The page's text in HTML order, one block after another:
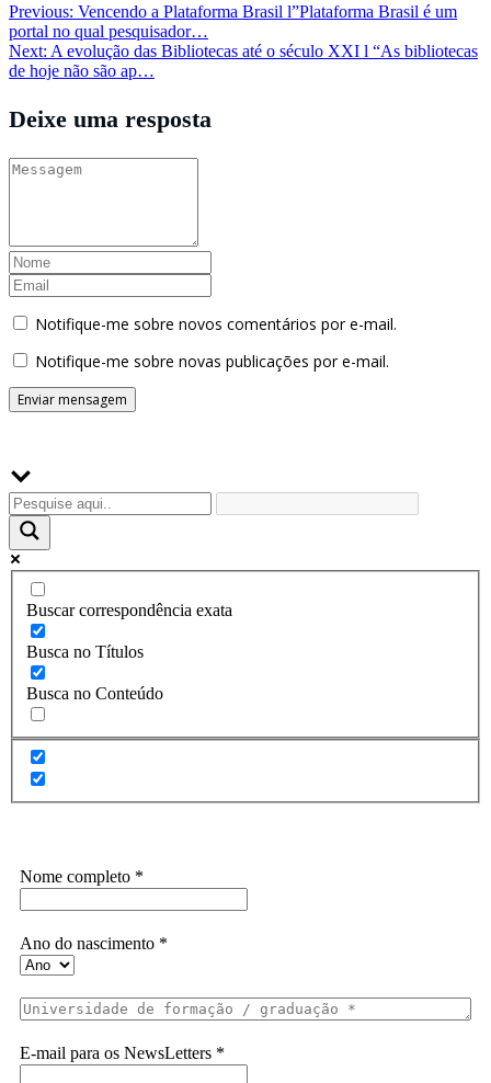
Navegação
de
Post
Previous: Vencendo a Plataforma Brasil l”Plataforma Brasil é um
portal no qual pesquisador…
Next: A evolução das Bibliotecas até o século XXI l “As bibliotecas
de hoje não são ap…
Deixe uma resposta
Notifique-me sobre novos comentários por e-mail.
Notifique-me sobre novas publicações por e-mail.
Buscar correspondência exata
Busca no Títulos
Busca no Conteúdo
Nome completo *
Ano do nascimento *
E-mail para os NewsLetters *